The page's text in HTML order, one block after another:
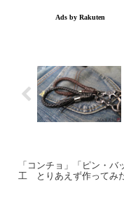
「コンチョ」「ピン・バ
工 とりあえず作ってみ